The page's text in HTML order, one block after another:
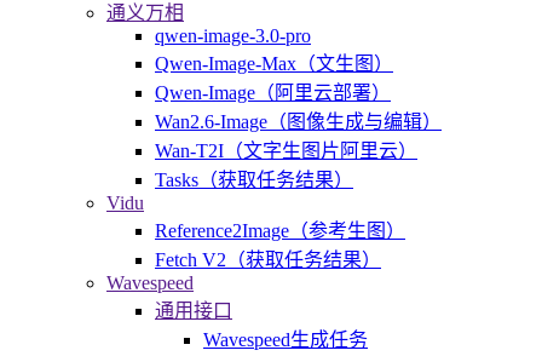
通义万相
qwen-image-3.0-pro
Qwen-Image-Max（文生图）
Qwen-Image（阿里云部署）
Wan2.6-Image（图像生成与编辑）
Wan-T2I（文字生图片阿里云）
Tasks（获取任务结果）
Vidu
Reference2Image（参考生图）
Fetch V2（获取任务结果）
Wavespeed
通用接口
Wavespeed生成任务